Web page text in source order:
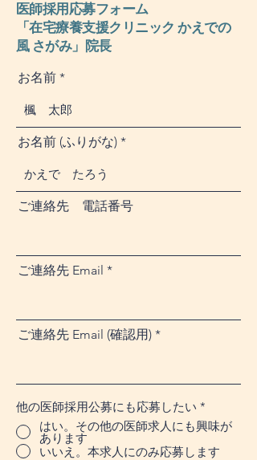
医師採用応募フォーム
「在宅療養支援クリニック かえでの
風 さがみ」 院長
お名前
お名前 (ふりがな)
ご連絡先 電話番号
ご連絡先 Email
ご連絡先 Email (確認用)
他の医師採用公募にも応募したい *
はい。その他の医師求人にも興味が
あります
いいえ。本求人にのみ応募します